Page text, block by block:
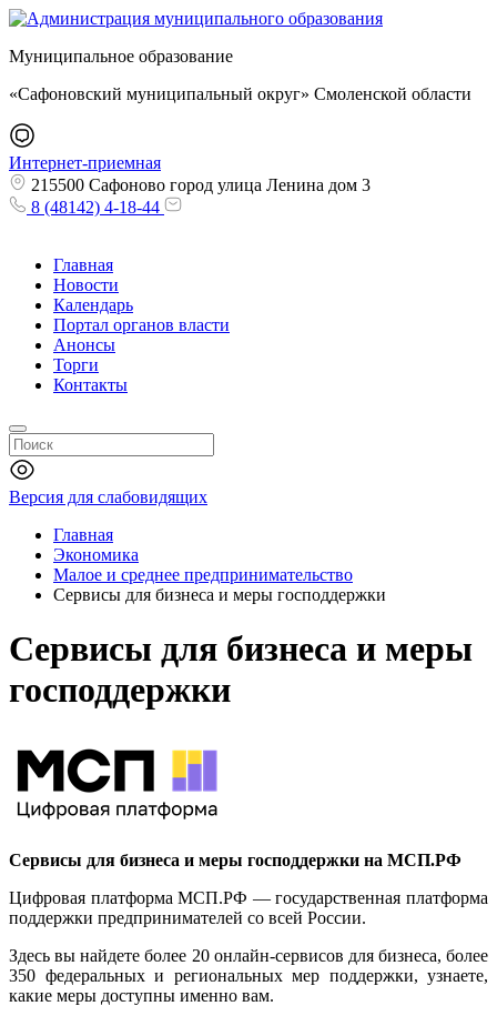
Муниципальное образование
«Сафоновский муниципальный округ» Смоленской области
Интернет-приемная
215500 Сафоново город улица Ленина дом 3
8 (48142) 4-18-44
Главная
Новости
Календарь
Портал органов власти
Анонсы
Торги
Контакты
Версия для слабовидящих
Главная
Экономика
Малое и среднее предпринимательство
Сервисы для бизнеса и меры господдержки
Сервисы для бизнеса и меры
господдержки
Сервисы для бизнеса и меры господдержки на МСП.РФ
Цифровая платформа МСП.РФ — государственная платформа
поддержки предпринимателей со всей России.
Здесь вы найдете более 20 онлайн-сервисов для бизнеса, более
350 федеральных и региональных мер поддержки, узнаете,
какие меры доступны именно вам.